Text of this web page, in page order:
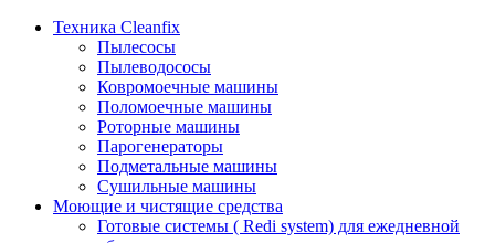
Техника Cleanfix
Пылесосы
Пылеводососы
Ковромоечные машины
Поломоечные машины
Роторные машины
Парогенераторы
Подметальные машины
Сушильные машины
Моющие и чистящие средства
Готовые системы ( Redi system) для ежедневной